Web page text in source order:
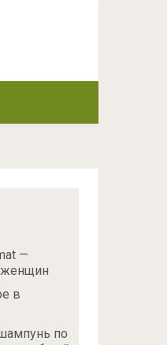
—
женщин
в
по